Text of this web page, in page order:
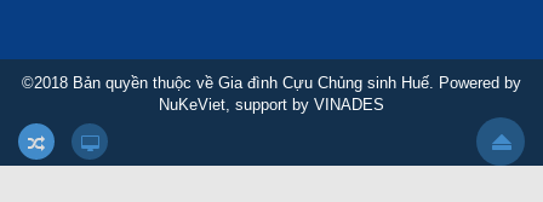
©2018 Bản quyền thuộc về Gia đình Cựu Chủng sinh Huế. Powered by
NuKeViet, support by VINADES